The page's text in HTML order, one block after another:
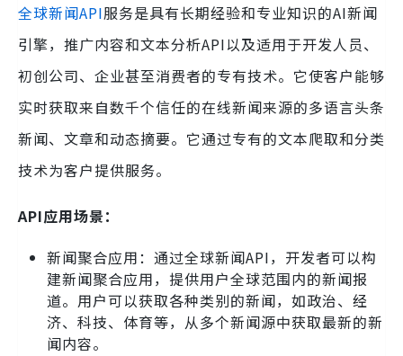
全球新闻API服务是具有长期经验和专业知识的AI新闻
引擎，推广内容和文本分析API以及适用于开发人员、
初创公司、企业甚至消费者的专有技术。它使客户能够
实时获取来自数千个信任的在线新闻来源的多语言头条
新闻、文章和动态摘要。它通过专有的文本爬取和分类
技术为客户提供服务。
API应用场景：
新闻聚合应用：通过全球新闻API，开发者可以构
建新闻聚合应用，提供用户全球范围内的新闻报
道。用户可以获取各种类别的新闻，如政治、经
济、科技、体育等，从多个新闻源中获取最新的新
闻内容。